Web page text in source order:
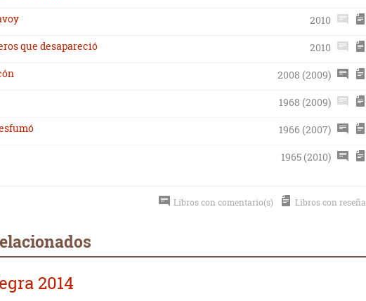
2010
que desapareció
2010
2008 (2009)
1968 (2009)
1966 (2007)
1965 (2010)
Libros con comentario(s) Libros con reseña
2014